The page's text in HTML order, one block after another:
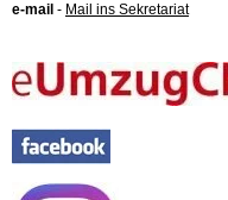
e-mail - Mail ins Sekretariat